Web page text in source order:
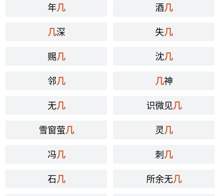
年几 酒几
几深 失几
赐几 沈几
邻几 几神
无几 识微见几
雪窗萤几 灵几
冯几 刺几
石几 所余无几